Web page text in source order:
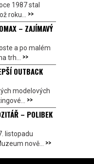
1987 stal
roku... >>
– ZAJÍMAVÝ
a po malém
trh... >>
OUTBACK
modelových
>>
– POLIBEK
listopadu
nově... >>